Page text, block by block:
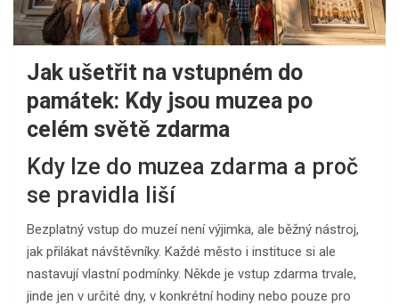
Jak ušetřit na vstupném do
památek: Kdy jsou muzea po
celém světě zdarma
Kdy lze do muzea zdarma a proč
se pravidla liší
Bezplatný vstup do muzeí není výjimka, ale běžný nástroj,
jak přilákat návštěvníky. Každé město i instituce si ale
nastavují vlastní podmínky. Někde je vstup zdarma trvale,
jinde jen v určité dny, v konkrétní hodiny nebo pouze pro